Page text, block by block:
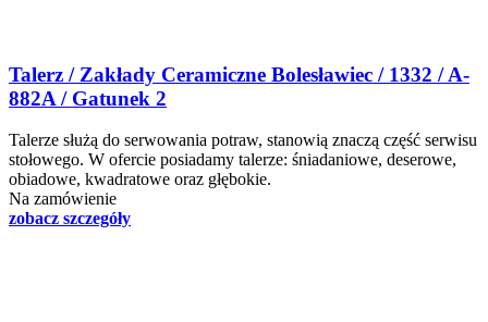
Talerz / Zakłady Ceramiczne Bolesławiec / 1332 / A-
882A / Gatunek 2
Talerze służą do serwowania potraw, stanowią znaczą część serwisu
stołowego. W ofercie posiadamy talerze: śniadaniowe, deserowe,
obiadowe, kwadratowe oraz głębokie.
Na zamówienie
zobacz szczegóły